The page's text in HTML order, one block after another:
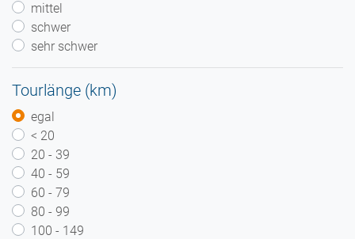
mittel
schwer
sehr schwer
Tourlänge (km)
egal
< 20
20 - 39
40 - 59
60 - 79
80 - 99
100 - 149